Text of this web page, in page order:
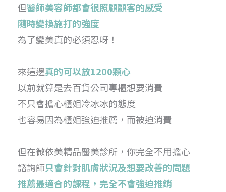
但醫師美容師都會很照顧顧客的感受
隨時變換施打的強度
為了變美真的必須忍呀！
來這邊真的可以放1200顆心
以前就算是去百貨公司專櫃想要消費
不只會擔心櫃姐冷冰冰的態度
也容易因為櫃姐強迫推薦，而被迫消費
但在微依美精品醫美診所，你完全不用擔心
諮詢師只會針對肌膚狀況及想要改善的問題
推薦最適合的課程，完全不會強迫推銷